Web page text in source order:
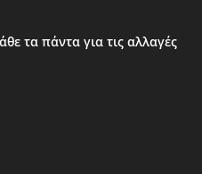
τα πάντα για τις αλλαγές